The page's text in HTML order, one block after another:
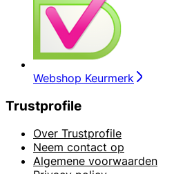
Webshop Keurmerk
Trustprofile
Over Trustprofile
Neem contact op
Algemene voorwaarden